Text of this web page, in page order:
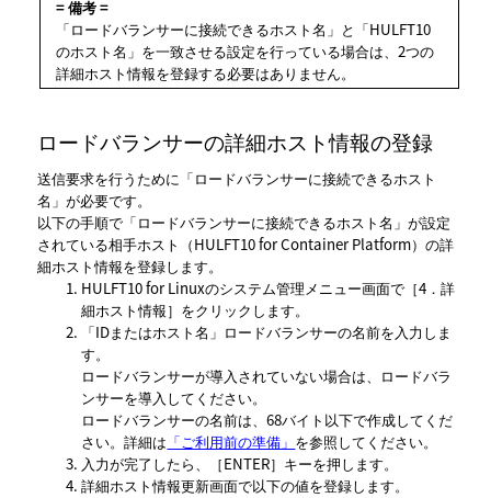
= 備考 =
ロードバランサーに接続できるホスト名
と
HULFT10
のホスト名
を一致させる設定を行っている場合は、2つの
詳細ホスト情報を登録する必要はありません。
ロードバランサーの詳細ホスト情報の登録
送信要求を行うために
ロードバランサーに接続できるホスト
名
が必要です。
以下の手順で
ロードバランサーに接続できるホスト名
が設定
されている相手ホスト（HULFT10 for Container Platform）の詳
細ホスト情報を登録します。
HULFT10 for Linuxのシステム管理メニュー画面で
4．詳
細ホスト情報
をクリックします。
IDまたはホスト名
ロードバランサーの名前を入力しま
す。
ロードバランサーが導入されていない場合は、ロードバラ
ンサーを導入してください。
ロードバランサーの名前は、68バイト以下で作成してくだ
さい。詳細は 「ご利用前の準備」 を参照してください。
入力が完了したら、
ENTER
キーを押します。
詳細ホスト情報更新画面で以下の値を登録します。